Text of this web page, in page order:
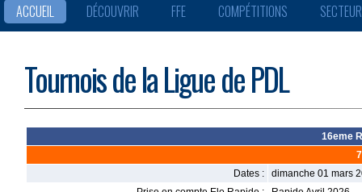
ACCUEIL DÉCOUVRIR FFE COMPÉTITIONS
Tournois de la Ligue de PDL
16eme
Dates :
dimanche 01 mars